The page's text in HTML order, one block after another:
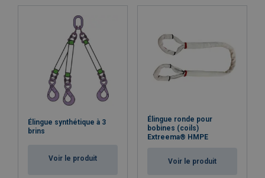
Élingue synthétique à 3
brins
Voir le produit
Élingue ronde pour
bobines (coils)
Extreema® HMPE
Voir le produit